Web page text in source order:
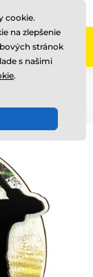
+421220255160
cookie.
na zlepšenie
stránok
s našimi
.